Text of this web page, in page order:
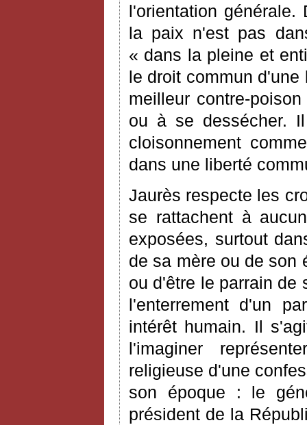
l'orientation
la paix n'est pas
« dans la pleine et
le droit commun
meilleur contre-
ou à se dessécher.
cloisonnement
dans une liberté
Jaurès respecte les
se rattachent à
exposées, surtout
de sa mère ou de son
ou d'être le parrain de
l'enterrement d'un
intérêt humain. Il
l'imaginer
religieuse d'une
son époque : le
président de la